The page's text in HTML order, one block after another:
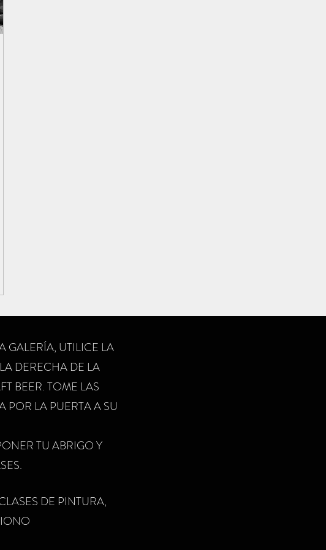
GALERÍA, UTILICE LA
DERECHA DE LA
BEER. TOME LAS
POR LA PUERTA A SU
TU ABRIGO Y
DE PINTURA,